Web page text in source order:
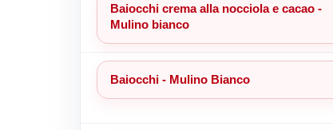
Baiocchi crema alla nocciola e cacao -
Mulino bianco
Baiocchi - Mulino Bianco